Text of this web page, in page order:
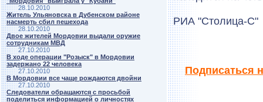
28.10.2010
Житель Ульяновска в Дубенском районе
насмерть сбил пешехода
28.10.2010
Двое жителей Мордовии выдали оружие
сотрудникам МВД
27.10.2010
В ходе операции "Розыск" в Мордовии
задержано 22 человека
27.10.2010
В Мордовии все чаще рождаются двойни
27.10.2010
Следователи обращаются с просьбой
поделиться информацией о личностях
РИА "Столица-С"
Подписаться